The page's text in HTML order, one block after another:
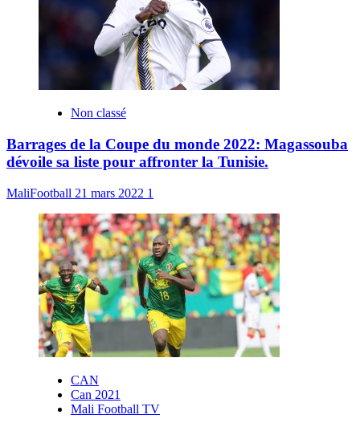
Non classé
Barrages de la Coupe du monde 2022: Magassouba
dévoile sa liste pour affronter la Tunisie.
MaliFootball 21 mars 2022 1
CAN
Can 2021
Mali Football TV